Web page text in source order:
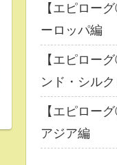
【エピロ
ーロッパ編
【エピロ
ンド・シル
【エピロー
アジア編